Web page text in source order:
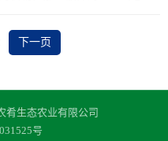
几点特征，希望对大家有所帮
山地、果园内散养外，还可以
较短，因此农田养鸡宜养公
雏时间可以安排在玉米、高粱
规养鸡基本相同，只是应从雏
下一页
肴生态农业有限公司
号